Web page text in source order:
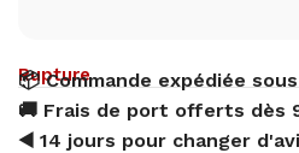
Rupture
📦 Commande expédiée
🚚 Frais de port offerts dès
◀️ 14 jours pour changer